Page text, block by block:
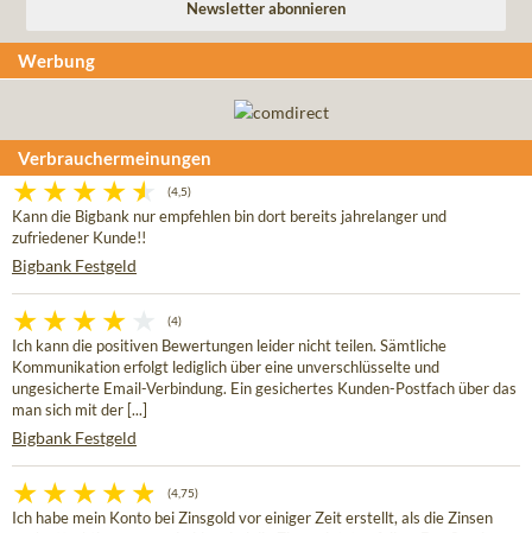
Werbung
Verbrauchermeinungen
(4,5)
Kann die Bigbank nur empfehlen bin dort bereits jahrelanger und
zufriedener Kunde!!
Bigbank Festgeld
(4)
Ich kann die positiven Bewertungen leider nicht teilen. Sämtliche
Kommunikation erfolgt lediglich über eine unverschlüsselte und
ungesicherte Email-Verbindung. Ein gesichertes Kunden-Postfach über das
man sich mit der [...]
Bigbank Festgeld
(4,75)
Ich habe mein Konto bei Zinsgold vor einiger Zeit erstellt, als die Zinsen